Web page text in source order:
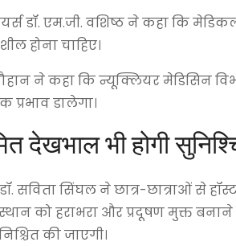
डॉ. एम.जी. वशिष्ठ ने कहा कि मेडिकल
होना चाहिए।
ने कहा कि न्यूक्लियर मेडिसिन
प्रभाव डालेगा।
देखभाल भी होगी
सविता सिंघल ने छात्र-छात्राओं से
को हराभरा और प्रदूषण मुक्त
की जाएगी।